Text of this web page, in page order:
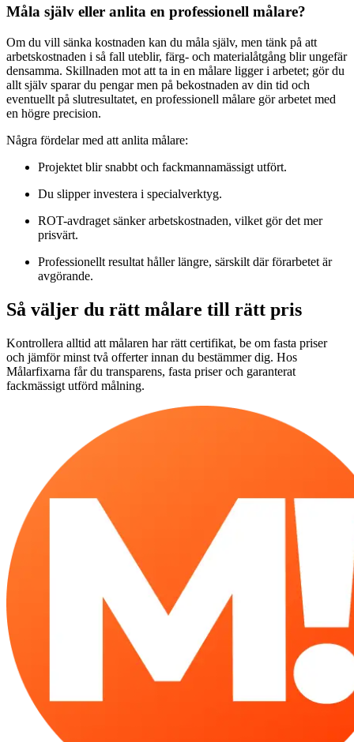
Måla själv eller anlita en professionell målare?
Om du vill sänka kostnaden kan du måla själv, men tänk på att
arbetskostnaden i så fall uteblir, färg- och materialåtgång blir ungefär
densamma. Skillnaden mot att ta in en målare ligger i arbetet; gör du
allt själv sparar du pengar men på bekostnaden av din tid och
eventuellt på slutresultatet, en professionell målare gör arbetet med
en högre precision.
Några fördelar med att anlita målare:
Projektet blir snabbt och fackmannamässigt utfört.
Du slipper investera i specialverktyg.
ROT-avdraget sänker arbetskostnaden, vilket gör det mer
prisvärt.
Professionellt resultat håller längre, särskilt där förarbetet är
avgörande.
Så väljer du rätt målare till rätt pris
Kontrollera alltid att målaren har rätt certifikat, be om fasta priser
och jämför minst två offerter innan du bestämmer dig. Hos
Målarfixarna får du transparens, fasta priser och garanterat
fackmässigt utförd målning.